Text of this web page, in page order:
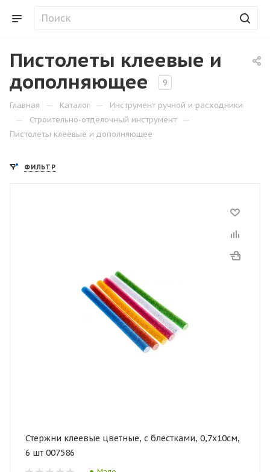
Пистолеты клеевые и
дополняющее
9
Главная — Каталог — Инструмент ручной и расходники
— Строительно-отделочный инструмент —
Пистолеты клеевые и дополняющее
ФИЛЬТР
Стержни клеевые цветные, с блестками, 0,7х10см,
6 шт 007586